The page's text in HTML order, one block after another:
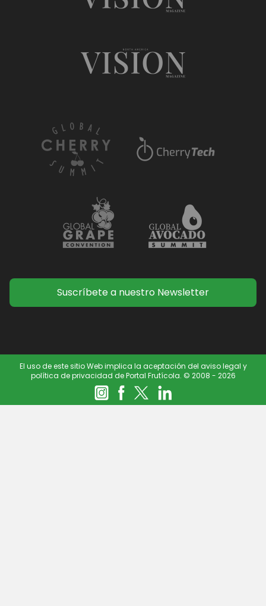
Suscríbete a nuestro Newsletter
El uso de este sitio Web implica la aceptación del aviso legal y
política de privacidad de Portal Frutícola. © 2008 - 2026